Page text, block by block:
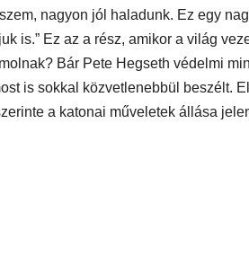
nagyon jól haladunk. Ez egy
is.” Ez az a rész, amikor a világ
Bár Pete Hegseth védelmi
is sokkal közvetlenebbül beszélt.
a katonai műveletek állása